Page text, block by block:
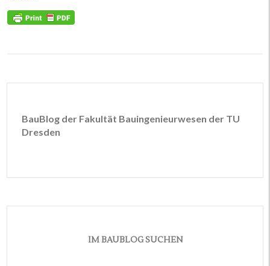
BauBlog der Fakultät Bauingenieurwesen der TU
Dresden
IM BAUBLOG SUCHEN